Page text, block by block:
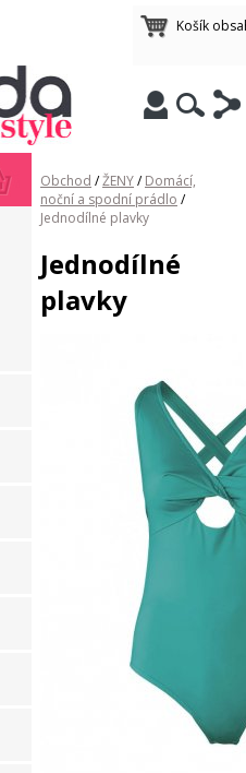
Košík
Obchod /ŽENY/ Domácí,
noční a spodní prádlo /
Jednodílné plavky
Jednodílné
plavky